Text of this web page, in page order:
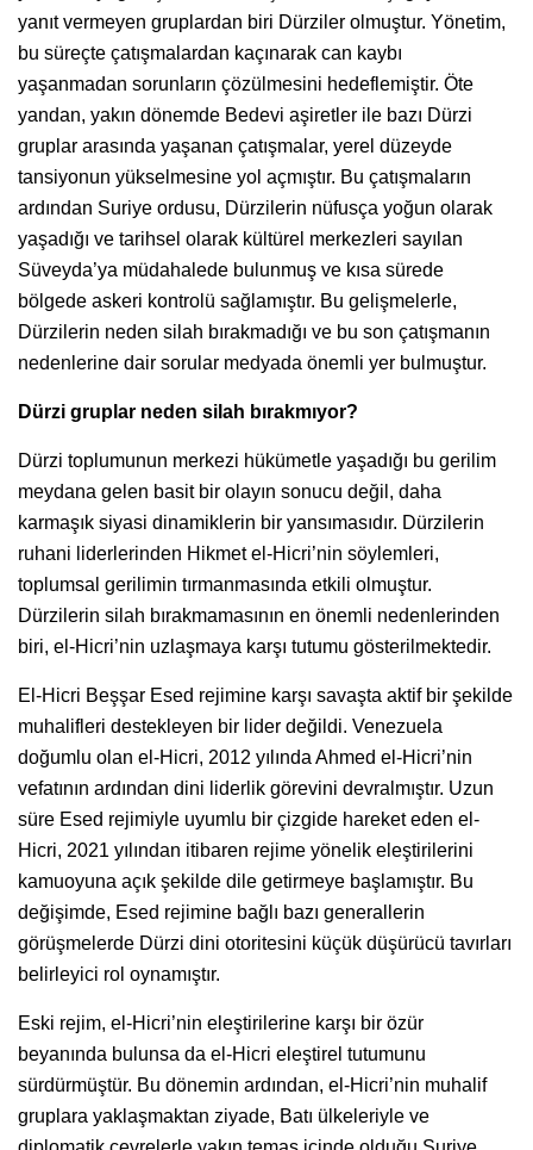
yanıt vermeyen gruplardan biri Dürziler olmuştur. Yönetim,
bu süreçte çatışmalardan kaçınarak can kaybı
yaşanmadan sorunların çözülmesini hedeflemiştir. Öte
yandan, yakın dönemde Bedevi aşiretler ile bazı Dürzi
gruplar arasında yaşanan çatışmalar, yerel düzeyde
tansiyonun yükselmesine yol açmıştır. Bu çatışmaların
ardından Suriye ordusu, Dürzilerin nüfusça yoğun olarak
yaşadığı ve tarihsel olarak kültürel merkezleri sayılan
Süveyda’ya müdahalede bulunmuş ve kısa sürede
bölgede askeri kontrolü sağlamıştır. Bu gelişmelerle,
Dürzilerin neden silah bırakmadığı ve bu son çatışmanın
nedenlerine dair sorular medyada önemli yer bulmuştur.
Dürzi gruplar neden silah bırakmıyor?
Dürzi toplumunun merkezi hükümetle yaşadığı bu gerilim
meydana gelen basit bir olayın sonucu değil, daha
karmaşık siyasi dinamiklerin bir yansımasıdır. Dürzilerin
ruhani liderlerinden Hikmet el-Hicri’nin söylemleri,
toplumsal gerilimin tırmanmasında etkili olmuştur.
Dürzilerin silah bırakmamasının en önemli nedenlerinden
biri, el-Hicri’nin uzlaşmaya karşı tutumu gösterilmektedir.
El-Hicri Beşşar Esed rejimine karşı savaşta aktif bir şekilde
muhalifleri destekleyen bir lider değildi. Venezuela
doğumlu olan el-Hicri, 2012 yılında Ahmed el-Hicri’nin
vefatının ardından dini liderlik görevini devralmıştır. Uzun
süre Esed rejimiyle uyumlu bir çizgide hareket eden el-
Hicri, 2021 yılından itibaren rejime yönelik eleştirilerini
kamuoyuna açık şekilde dile getirmeye başlamıştır. Bu
değişimde, Esed rejimine bağlı bazı generallerin
görüşmelerde Dürzi dini otoritesini küçük düşürücü tavırları
belirleyici rol oynamıştır.
Eski rejim, el-Hicri’nin eleştirilerine karşı bir özür
beyanında bulunsa da el-Hicri eleştirel tutumunu
sürdürmüştür. Bu dönemin ardından, el-Hicri’nin muhalif
gruplara yaklaşmaktan ziyade, Batı ülkeleriyle ve